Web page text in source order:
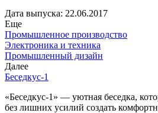
Дата выпуска: 22.06.2017
Еще
Промышленное производство
Электроника и техника
Промышленный дизайн
Далее
Беседкус-1
«Беседкус-1» — уютная беседка,
без лишних усилий создать